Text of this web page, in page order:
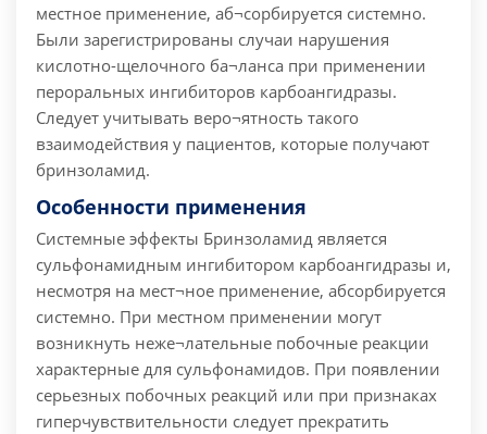
местное применение, аб¬сорбируется системно.
Были зарегистрированы случаи нарушения
кислотно-щелочного ба¬ланса при применении
пероральных ингибиторов карбоангидразы.
Следует учитывать веро¬ятность такого
взаимодействия у пациентов, которые получают
бринзоламид.
Особенности применения
Системные эффекты Бринзоламид является
сульфонамидным ингибитором карбоангидразы и,
несмотря на мест¬ное применение, абсорбируется
системно. При местном применении могут
возникнуть неже¬лательные побочные реакции
характерные для сульфонамидов. При появлении
серьезных побочных реакций или при признаках
гиперчувствительности следует прекратить